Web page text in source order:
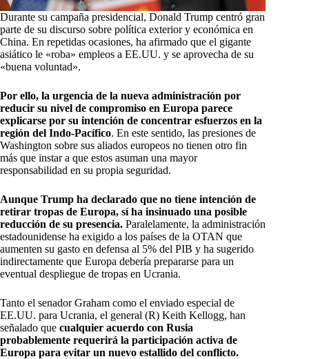
Durante su campaña presidencial, Donald Trump centró gran
parte de su discurso sobre política exterior y económica en
China. En repetidas ocasiones, ha afirmado que el gigante
asiático le «roba» empleos a EE.UU. y se aprovecha de su
«buena voluntad».
Por ello, la urgencia de la nueva administración por
reducir su nivel de compromiso en Europa parece
explicarse por su intención de concentrar esfuerzos en la
región del Indo-Pacífico. En este sentido, las presiones de
Washington sobre sus aliados europeos no tienen otro fin
más que instar a que estos asuman una mayor
responsabilidad en su propia seguridad.
Aunque Trump ha declarado que no tiene intención de
retirar tropas de Europa, sí ha insinuado una posible
reducción de su presencia. Paralelamente, la administración
estadounidense ha exigido a los países de la OTAN que
aumenten su gasto en defensa al 5% del PIB y ha sugerido
indirectamente que Europa debería prepararse para un
eventual despliegue de tropas en Ucrania.
Tanto el senador Graham como el enviado especial de
EE.UU. para Ucrania, el general (R) Keith Kellogg, han
señalado que cualquier acuerdo con Rusia
probablemente requerirá la participación activa de
Europa para evitar un nuevo estallido del conflicto.